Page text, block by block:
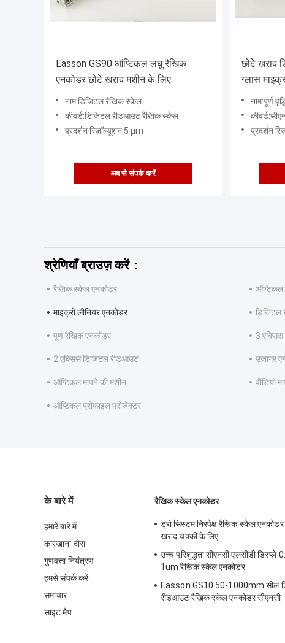
Easson GS90 ऑप्टिकल लघु रैखिक
एनकोडर छोटे खराद मशीन के लिए
नाम:डिजिटल रैखिक स्केल
कीवर्ड:डिजिटल रीडआउट रैखिक स्केल
प्रदर्शन रिज़ॉल्यूशन:5 µm
अब से संपर्क करें
छोटे खराद
ग्लास
नाम:पूर्ण
प्रदर्शन
श्रेणियाँ ब्राउज़ करें：
रैखिक स्केल एनकोडर ऑप्टिकल
माइक्रो लीनियर एनकोडर डिजिटल
पूर्ण रैखिक एनकोडर 3
2 एक्सिस डिजिटल रीडआउट उजागर
ऑप्टिकल मापने की मशीन वीडियो
ऑप्टिकल प्रोफाइल प्रोजेक्टर
के बारे में
हमारे बारे में
कारखाना दौरा
गुणवत्ता नियंत्रण
हमसे संपर्क करें
समाचार
साइट मैप
रैखिक स्केल एनकोडर
ड्रो सिस्टम निरपेक्ष रैखिक स्केल एनकोडर
खराद चक्की के लिए
उच्च परिशुद्धता सीएनसी एलसीडी डिस्प्ले
1um रैखिक स्केल एनकोडर
Easson GS10 50-1000mm सील
रीडआउट रैखिक स्केल एनकोडर सीएनसी